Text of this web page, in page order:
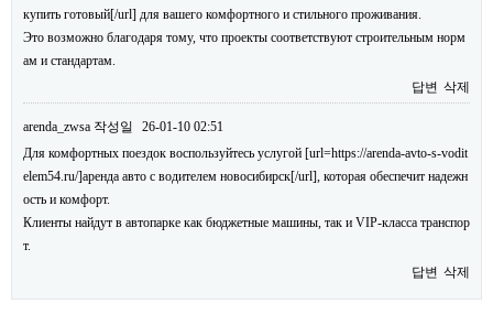
купить готовый[/url] для вашего комфортного и стильного проживания.
Это возможно благодаря тому, что проекты соответствуют строительным норм
ам и стандартам.
답변 삭제
arenda_zwsa 작성일
26-01-10 02:51
Для комфортных поездок воспользуйтесь услугой [url=https://arenda-avto-s-vodit
elem54.ru/]аренда авто с водителем новосибирск[/url], которая обеспечит надежн
ость и комфорт.
Клиенты найдут в автопарке как бюджетные машины, так и VIP-класса транспор
т.
답변 삭제